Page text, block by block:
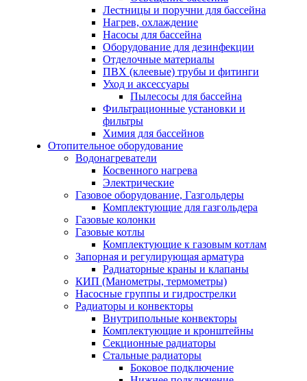
Лестницы и поручни для бассейна
Нагрев, охлаждение
Насосы для бассейна
Оборудование для дезинфекции
Отделочные материалы
ПВХ (клеевые) трубы и фитинги
Уход и аксессуары
Пылесосы для бассейна
Фильтрационные установки и
фильтры
Химия для бассейнов
Отопительное оборудование
Водонагреватели
Косвенного нагрева
Электрические
Газовое оборудование, Газгольдеры
Комплектующие для газгольдера
Газовые колонки
Газовые котлы
Комплектующие к газовым котлам
Запорная и регулирующая арматура
Радиаторные краны и клапаны
КИП (Манометры, термометры)
Насосные группы и гидрострелки
Радиаторы и конвекторы
Внутрипольные конвекторы
Комплектующие и кронштейны
Секционные радиаторы
Стальные радиаторы
Боковое подключение